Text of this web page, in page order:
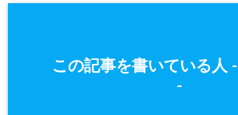
この記事を書いている人 -
-